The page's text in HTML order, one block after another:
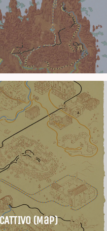
(Map)